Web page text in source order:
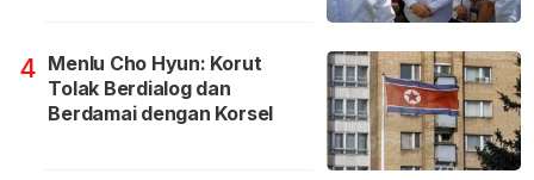
4 Menlu Cho Hyun: Korut
Tolak Berdialog dan
Berdamai dengan Korsel